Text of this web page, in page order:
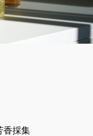
採集